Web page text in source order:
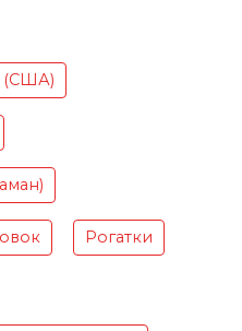
(США)
Рогатки